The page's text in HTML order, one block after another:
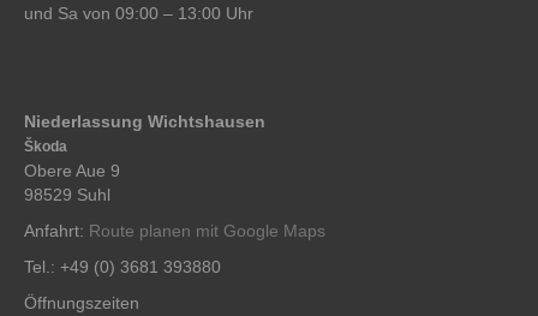
und Sa von 09:00 – 13:00 Uhr
Niederlassung Wichtshausen
Škoda
Obere Aue 9
98529 Suhl
Anfahrt: Route planen mit Google Maps
Tel.: +49 (0) 3681 393880
Öffnungszeiten